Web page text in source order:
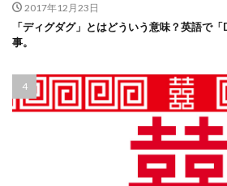
2017年12月23日
「ディグダグ」とはどういう意味？英語で
事。